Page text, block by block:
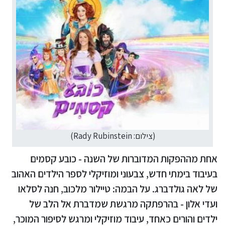
(צילום: Rady Rubinstein)
אחת מההפקות המדוברות של השנה - כובע קסמים
בעיבוד בימתי חדש, צבעוני ומוזיקלי לספר הילדים האהוב
של לאה גולדברג. על הבמה: טיילור מלכוב, חנה לסלאו
ועדי אלון - בהרפתקה מרגשת שמדברת אל הלב של
ילדים והורים כאחד, עיבוד מוזיקלי ומרגש לסיפור המוכר,